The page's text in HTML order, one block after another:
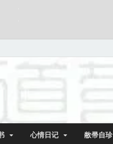
心情日记 敝帚自珍